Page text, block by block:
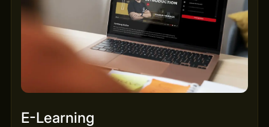
E-Learning